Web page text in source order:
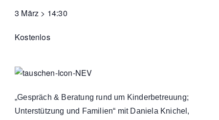
3 März > 14:30
Kostenlos
„Gespräch & Beratung rund um Kinderbetreuung;
Unterstützung und Familien“ mit Daniela Knichel,